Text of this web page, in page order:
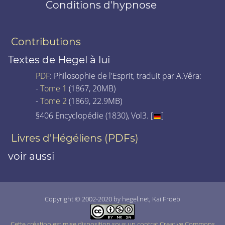
Conditions d'hypnose
Contributions
Textes de Hegel à lui
PDF: Philosophie de l'Esprit, traduit par A.Vêra:
-Tome 1 (1867, 20MB)
-Tome 2 (1869, 22.9MB)
§406 Encyclopédie (1830), Vol3. [
]
Livres d'Hégéliens (PDFs)
voir aussi
Copyright © 2002-2020 by hegel.net, Kai Froeb